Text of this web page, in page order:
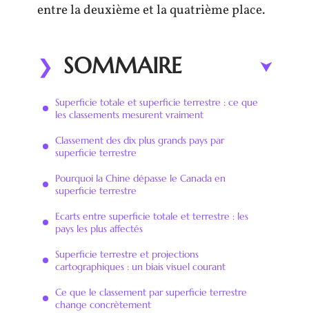
entre la deuxième et la quatrième place.
SOMMAIRE
Superficie totale et superficie terrestre : ce que
les classements mesurent vraiment
Classement des dix plus grands pays par
superficie terrestre
Pourquoi la Chine dépasse le Canada en
superficie terrestre
Ecarts entre superficie totale et terrestre : les
pays les plus affectés
Superficie terrestre et projections
cartographiques : un biais visuel courant
Ce que le classement par superficie terrestre
change concrètement